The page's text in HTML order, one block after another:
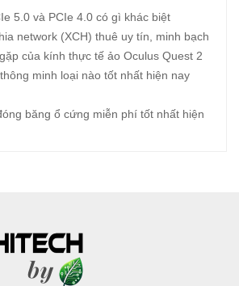
5.0 và PCIe 4.0 có gì khác biệt
network (XCH) thuê uy tín, minh bạch
của kính thực tế ảo Oculus Quest 2
minh loại nào tốt nhất hiện nay
băng ổ cứng miễn phí tốt nhất hiện